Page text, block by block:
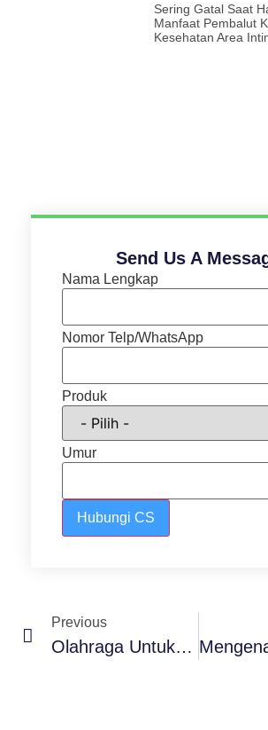
Sering Gatal Saat
Manfaat Pembalut
Kesehatan Area
Send Us A
Nama Lengkap
Nomor Telp/WhatsApp
Produk
Umur
Hubungi CS
Previous
Olahraga Untuk Menstruasi Lebih Sehat. Ini Manfaatnya!